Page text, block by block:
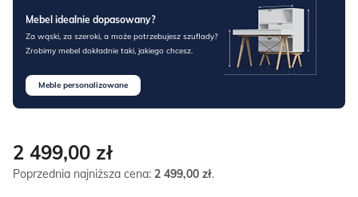
Mebel idealnie dopasowany?
Za wąski, za szeroki, a może potrzebujesz szuflady?
Zrobimy mebel dokładnie taki, jakiego chcesz.
Meble personalizowane
2 499,00 zł
Poprzednia najniższa cena: 2 499,00 zł.